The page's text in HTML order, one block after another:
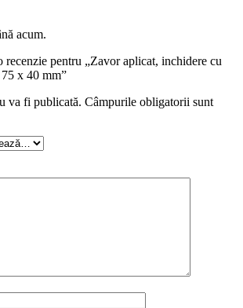
acum.
pentru „Zavor aplicat, inchidere cu
x 40 mm”
va fi publicată. Câmpurile obligatorii sunt